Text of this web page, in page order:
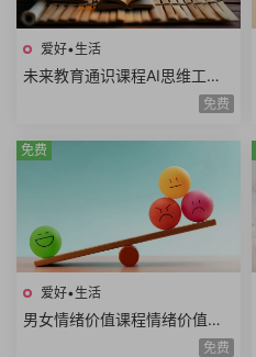
爱好•生活
未来教育通识课程AI思维工程
思维系统思维美学思维熵增思
维哲学思维概率思维51课时
免费
爱好•生活
男女情绪价值课程情绪价值需
求情绪价值类型情绪价值实例
免费
免费